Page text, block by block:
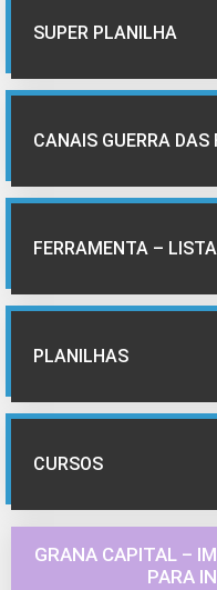
SUPER PLANILHA
CANAIS GUERRA DAS
FERRAMENTA – LISTA
PLANILHAS
CURSOS
GRANA CAPITAL –
PARA